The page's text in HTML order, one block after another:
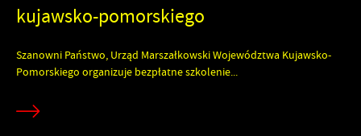
kujawsko-pomorskiego
Szanowni Państwo, Urząd Marszałkowski Województwa Kujawsko-
Pomorskiego organizuje bezpłatne szkolenie...